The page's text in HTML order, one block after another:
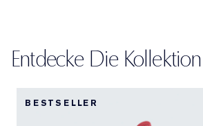
Entdecke Die Kollektion
BESTSELLER